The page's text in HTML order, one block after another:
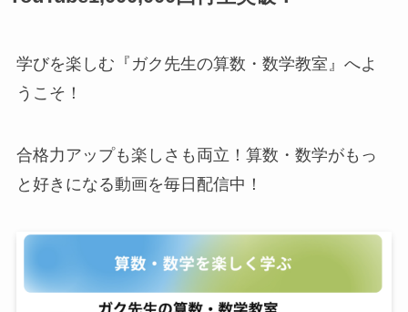
学びを楽しむ『ガク先生の算数・数学教室』へよ
うこそ！
合格力アップも楽しさも両立！算数・数学がもっ
と好きになる動画を毎日配信中！